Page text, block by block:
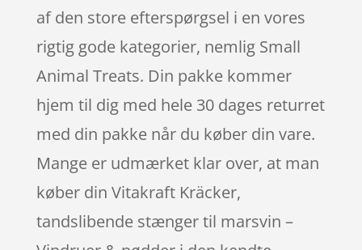
af den store efterspørgsel i en vores
rigtig gode kategorier, nemlig Small
Animal Treats. Din pakke kommer
hjem til dig med hele 30 dages returret
med din pakke når du køber din vare.
Mange er udmærket klar over, at man
køber din Vitakraft Kräcker,
tandslibende stænger til marsvin –